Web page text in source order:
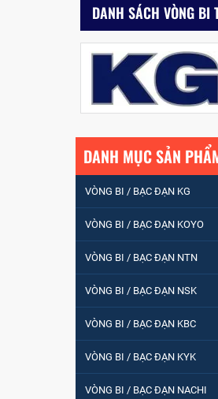
DANH SÁCH VÒNG BI
DANH MỤC SẢN
VÒNG BI / BẠC ĐẠN KG
VÒNG BI / BẠC ĐẠN KOYO
VÒNG BI / BẠC ĐẠN NTN
VÒNG BI / BẠC ĐẠN NSK
VÒNG BI / BẠC ĐẠN KBC
VÒNG BI / BẠC ĐẠN KYK
VÒNG BI / BẠC ĐẠN NACHI
VÒNG BI
Vòng bi /